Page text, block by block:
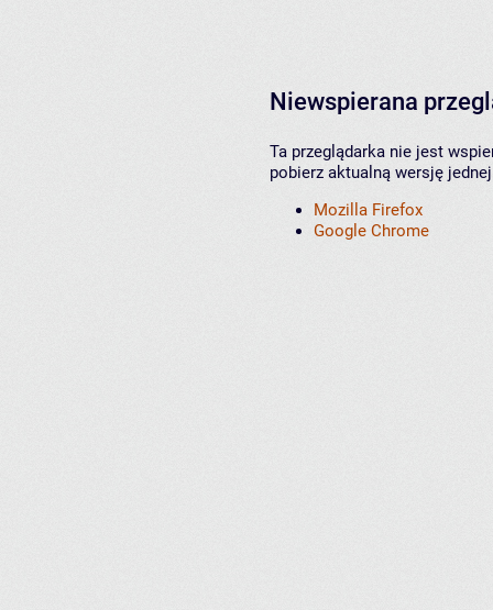
Niewspierana
Ta przeglądarka nie jest
pobierz aktualną wersję
Mozilla Firefox
Google Chrome